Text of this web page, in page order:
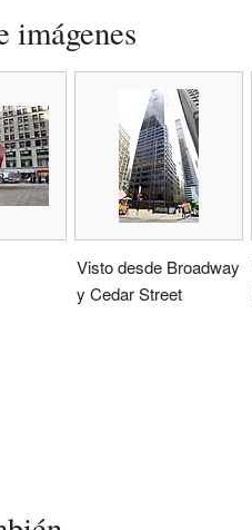
imágenes
Visto desde Broadway
y Cedar Street